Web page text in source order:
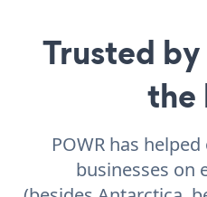
Trusted
the
POWR has
businesses on